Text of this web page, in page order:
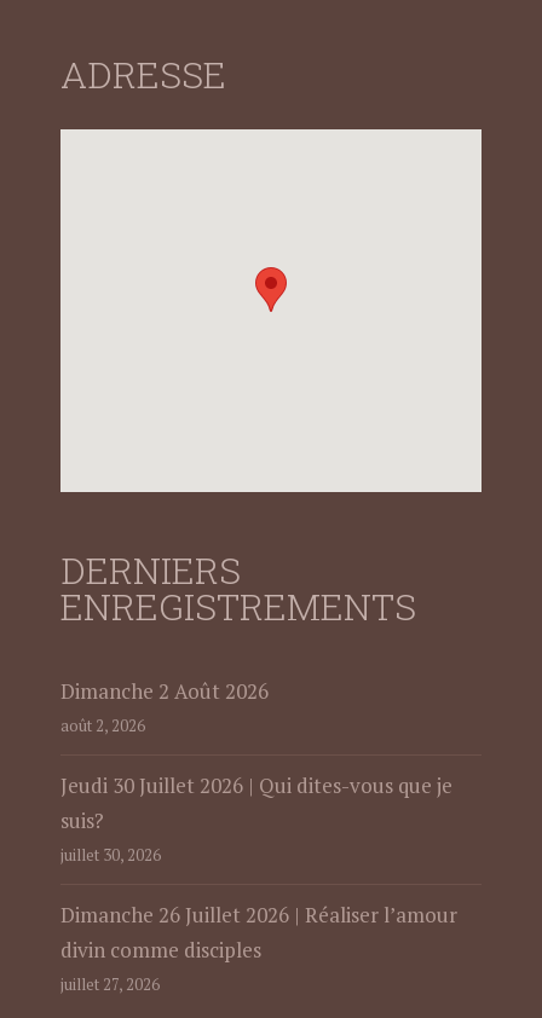
ADRESSE
DERNIERS
ENREGISTREMENTS
Dimanche 2 Août 2026
août 2, 2026
Jeudi 30 Juillet 2026 | Qui dites-vous que je
suis?
juillet 30, 2026
Dimanche 26 Juillet 2026 | Réaliser l’amour
divin comme disciples
juillet 27, 2026